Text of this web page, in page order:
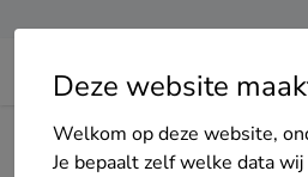
Deze website
Welkom op deze website,
Je bepaalt zelf welke data
Home Isolatie Noord-